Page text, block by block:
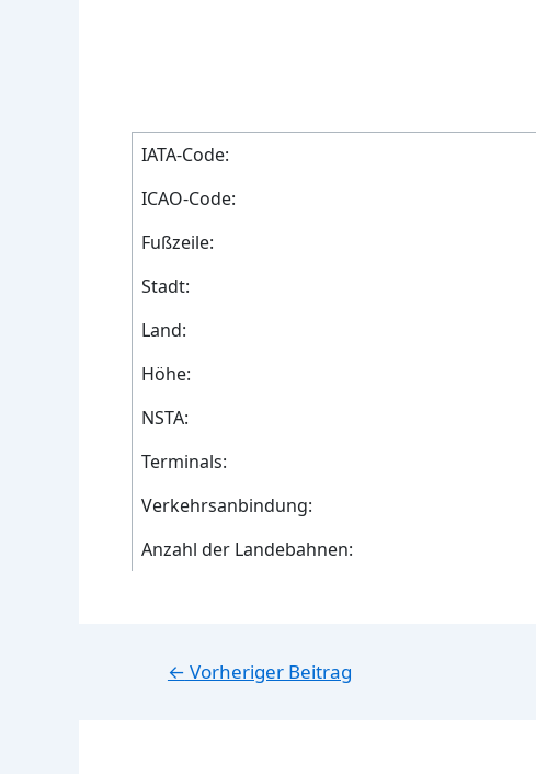
IATA-Code:
ICAO-Code:
Fußzeile:
Stadt:
Land:
Höhe:
NSTA:
Terminals:
Verkehrsanbindung:
Anzahl der Landebahnen:
Beitragsnavigation
← Vorheriger Beitrag